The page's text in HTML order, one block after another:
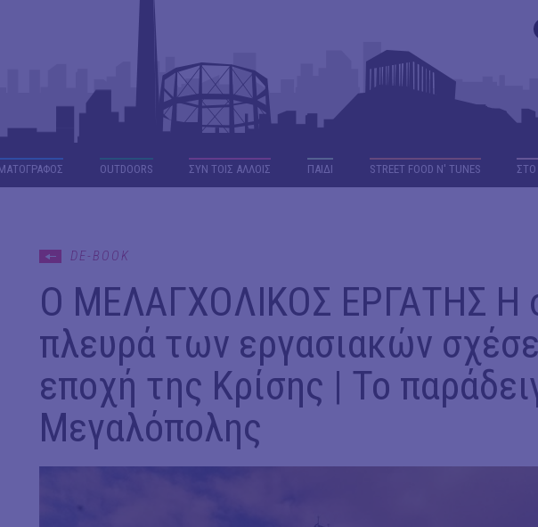
OUTDΟORS ΣΥΝ ΤΟΙΣ ΑΛΛΟΙΣ ΠΑΙΔΙ STREET FOOD N' TUNES ΣΤΟ
DE-BOOK
Ο ΜΕΛΑΓΧΟΛΙΚΟΣ ΕΡΓΑΤΗΣ Η
πλευρά των εργασιακών
εποχή της Κρίσης | Το
Μεγαλόπολης